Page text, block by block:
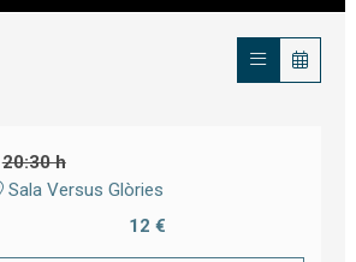
20:30 h
Sala Versus Glòries
12 €